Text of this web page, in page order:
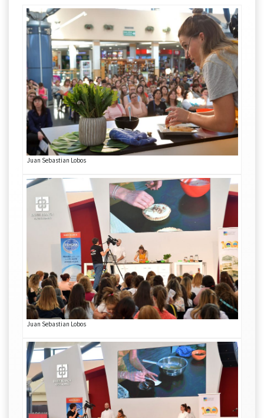
Juan Sebastian Lobos
Juan Sebastian Lobos